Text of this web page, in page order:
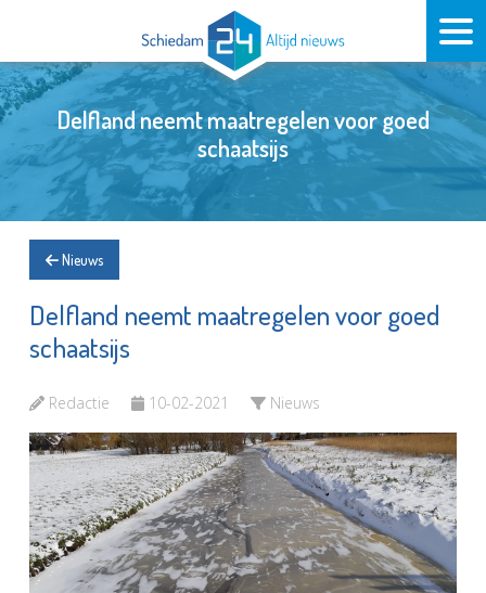
Delfland neemt maatregelen voor goed
schaatsijs
Nieuws
Delfland neemt maatregelen voor goed
schaatsijs
Redactie 10-02-2021 Nieuws